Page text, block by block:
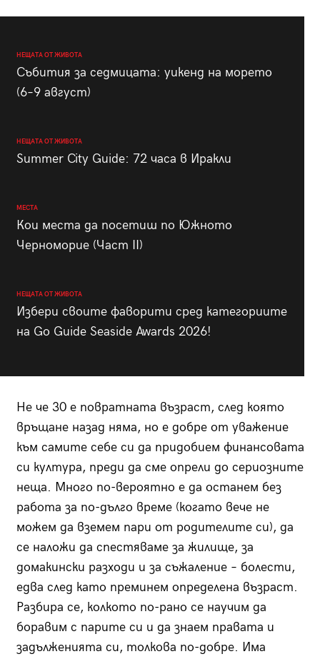
НЕЩАТА ОТ ЖИВОТА
Събития за седмицата: уикенд на морето
(6–9 август)
НЕЩАТА ОТ ЖИВОТА
Summer City Guide: 72 часа в Иракли
МЕСТА
Кои места да посетиш по Южното
Черноморие (Част II)
НЕЩАТА ОТ ЖИВОТА
Избери своите фаворити сред категориите
на Go Guide Seaside Awards 2026!
Не че 30 е повратната възраст, след която
връщане назад няма, но е добре от уважение
към самите себе си да придобием финансовата
си култура, преди да сме опрели до сериозните
неща. Много по-вероятно е да останем без
работа за по-дълго време (когато вече не
можем да вземем пари от родителите си), да
се наложи да спестяваме за жилище, за
домакински разходи и за съжаление – болести,
едва след като преминем определена възраст.
Разбира се, колкото по-рано се научим да
боравим с парите си и да знаем правата и
задълженията си, толкова по-добре. Има